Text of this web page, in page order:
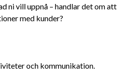
ni vill uppnå – handlar det om att
med kunder?
och kommunikation.